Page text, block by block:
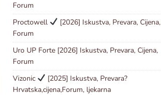
Forum
Proctowell
[2026] Iskustva, Prevara, Cijena,
Forum
Uro UP Forte [2026] Iskustva, Prevara, Cijena,
Forum
Vizonic
[2025] Iskustva, Prevara?
Hrvatska,cijena,Forum, ljekarna